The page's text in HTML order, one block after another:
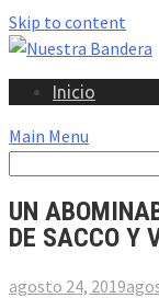
Skip to content
Inicio
Main Menu
UN
DE SACCO Y
agosto 24, 2019